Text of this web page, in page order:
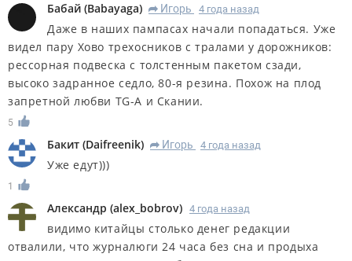
Бабай (Babayaga) R Игорь 4 года назад
Даже в наших пампасах начали попадаться. Уже
видел пару Хово трехосников с тралами у дорожников:
рессорная подвеска с толстенным пакетом сзади,
высоко задранное седло, 80-я резина. Похож на плод
запретной любви TG-A и Скании.
5
Бакит (Daifreenik) R Игорь 4 года назад
Уже едут)))
1
Александр (alex_bobrov) 4 года назад
видимо китайцы столько денег редакции
отвалили, что журналюги 24 часа без сна и продыха